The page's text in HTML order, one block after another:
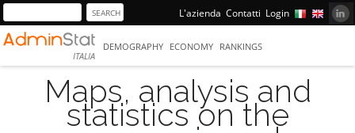
L'azienda Contatti Login
ITALIA
DEMOGRAPHY ECONOMY RANKINGS
Maps, analysis and
statistics on the